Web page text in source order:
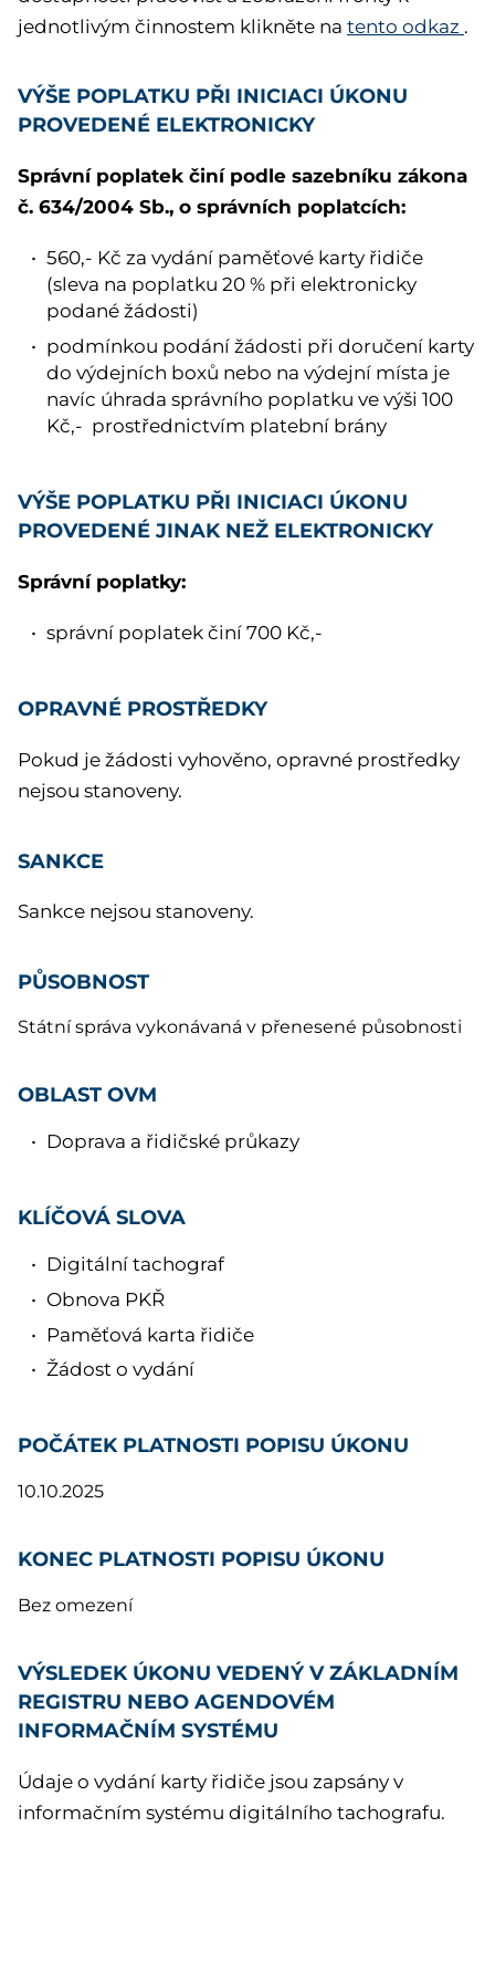
jednotlivým činnostem klikněte na tento odkaz .
VÝŠE POPLATKU PŘI INICIACI ÚKONU
PROVEDENÉ ELEKTRONICKY
Správní poplatek činí podle sazebníku zákona
č. 634/2004 Sb., o správních poplatcích:
560,- Kč za vydání paměťové karty řidiče
(sleva na poplatku 20 % při elektronicky
podané žádosti)
podmínkou podání žádosti při doručení karty
do výdejních boxů nebo na výdejní místa je
navíc úhrada správního poplatku ve výši 100
Kč,- prostřednictvím platební brány
VÝŠE POPLATKU PŘI INICIACI ÚKONU
PROVEDENÉ JINAK NEŽ ELEKTRONICKY
Správní poplatky:
správní poplatek činí 700 Kč,-
OPRAVNÉ PROSTŘEDKY
Pokud je žádosti vyhověno, opravné prostředky
nejsou stanoveny.
SANKCE
Sankce nejsou stanoveny.
PŮSOBNOST
Státní správa vykonávaná v přenesené působnosti
OBLAST OVM
Doprava a řidičské průkazy
KLÍČOVÁ SLOVA
Digitální tachograf
Obnova PKŘ
Paměťová karta řidiče
Žádost o vydání
POČÁTEK PLATNOSTI POPISU ÚKONU
10.10.2025
KONEC PLATNOSTI POPISU ÚKONU
Bez omezení
VÝSLEDEK ÚKONU VEDENÝ V ZÁKLADNÍM
REGISTRU NEBO AGENDOVÉM
INFORMAČNÍM SYSTÉMU
Údaje o vydání karty řidiče jsou zapsány v
informačním systému digitálního tachografu.